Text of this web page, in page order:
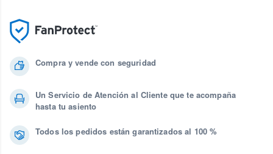
Compra y vende con seguridad
Un Servicio de Atención al Cliente que te acompaña
hasta tu asiento
Todos los pedidos están garantizados al 100 %